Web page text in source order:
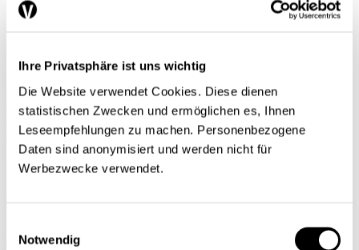
Ihre Privatsphäre ist uns wichtig
Die Website verwendet Cookies. Diese dienen
statistischen Zwecken und ermöglichen es, Ihnen
Leseempfehlungen zu machen. Personenbezogene
Daten sind anonymisiert und werden nicht für
Werbezwecke verwendet.
Notwendig
Importance des grandes banques et des
D’après le nombre des employés figurant au recensement des
entreprises, le secteur bancaire suisse compte 94% de banques et
seulement 6% d’institutions de leasing, fournisseurs de crédits à la
consommation et sociétés holding. La grande famille des banques en
Suisse La définition des banques est ici celle de la statistique de la
Banque nationale suisse, autrement dit sans les institutions de
revenus à elles seules et offert 40% des postes de travail; – au
deuxième rang, on trouve les banques étrangères et cantonales, avec